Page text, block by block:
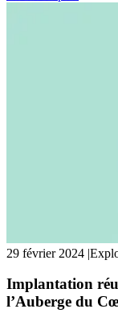
29 février 2024 |
Implantation
l’Auberge du